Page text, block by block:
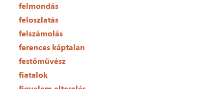
felmondás
feloszlatás
felszámolás
ferences káptalan
festőművész
fiatalok